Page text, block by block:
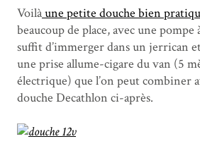
Voilàune petite douche bien
beaucoup de place, avec une pompe
suffit d’immerger dans un jerrican
une prise allume-cigare du van (5
électrique) que l’on peut combiner
douche Decathlon ci-après.